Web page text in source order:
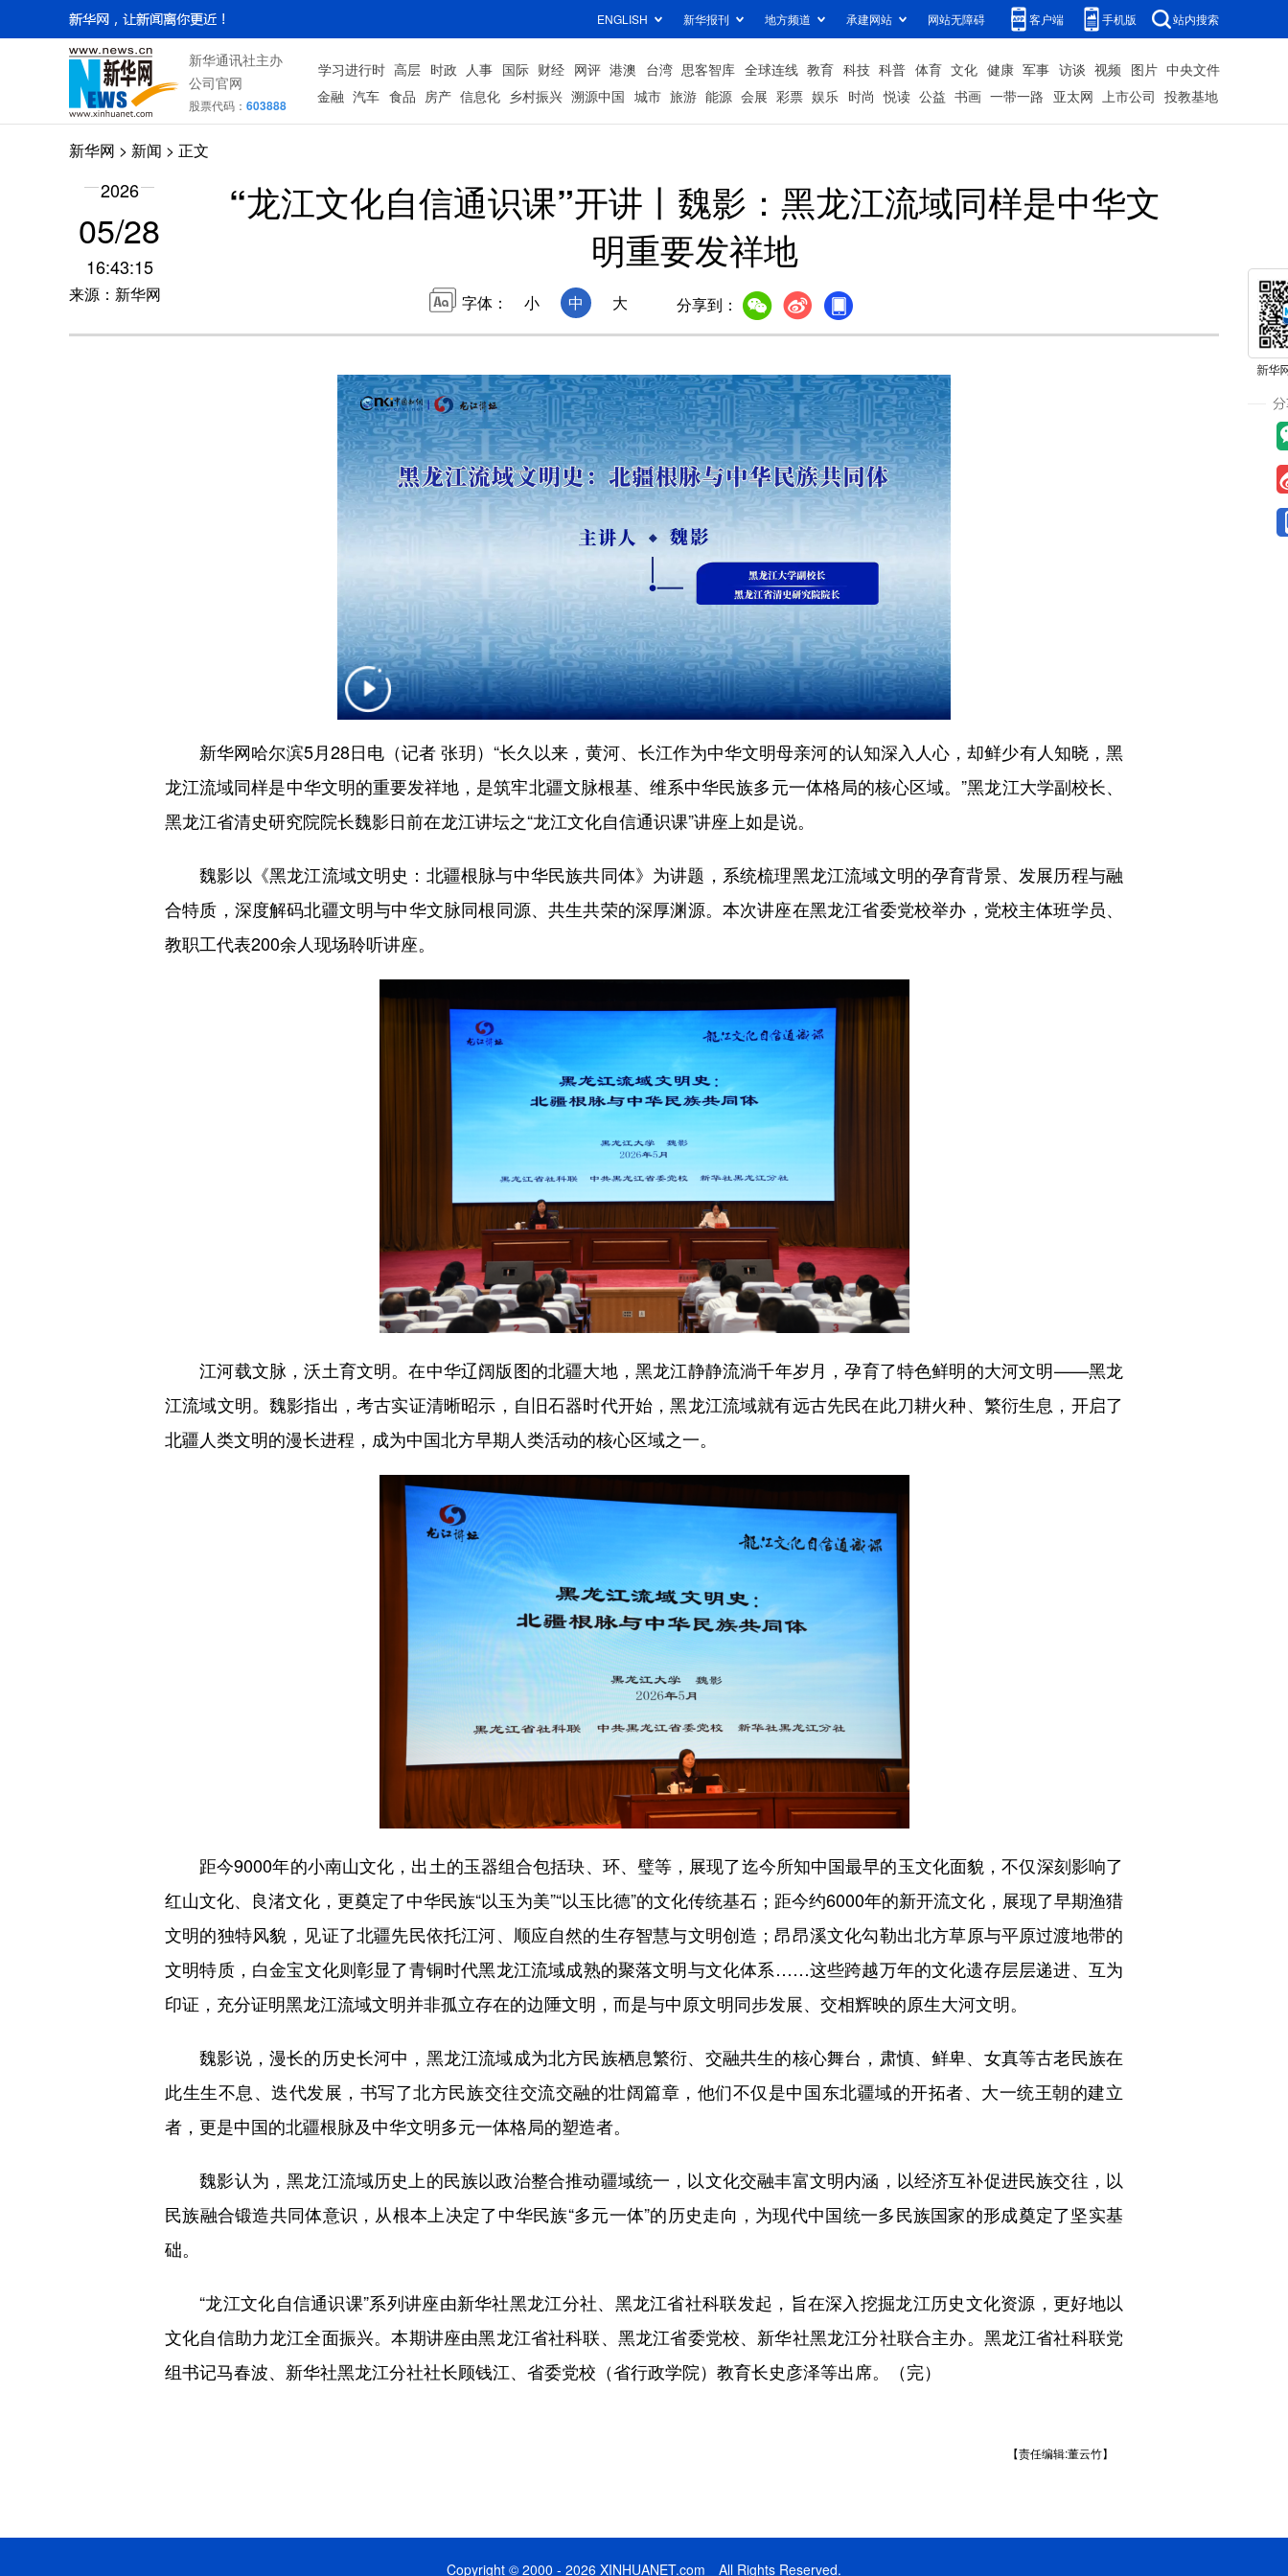
ENGLISH 新华报刊 地方频道 承建网站 网站无障碍 客户端 手机版 站内搜索
新华通讯社主办
公司官网
股票代码： 603888
学习进行时 高层 时政 人事 国际 财经 网评 港澳 台湾 思客智库 全球连线 教育 科技 科普 体育 文化 健康 军事 访谈 视频 图片 中央文件
金融 汽车 食品 房产 信息化 乡村振兴 溯源中国 城市 旅游 能源 会展 彩票 娱乐 时尚 悦读 公益 书画 一带一路 亚太网 上市公司 投教基地
新华网 > 新闻 > 正文
2026
05/28
16:43:15
来源：新华网
“龙江文化自信通识课”开讲丨魏影：黑龙江流域同样是中华文
明重要发祥地
字体： 小 中 大 分享到：
新华网哈尔滨5月28日电（记者 张玥）“长久以来，黄河、长江作为中华文明母亲河的认知深入人心，却鲜少有人知晓，黑
龙江流域同样是中华文明的重要发祥地，是筑牢北疆文脉根基、维系中华民族多元一体格局的核心区域。”黑龙江大学副校长、
黑龙江省清史研究院院长魏影日前在龙江讲坛之“龙江文化自信通识课”讲座上如是说。
魏影以《黑龙江流域文明史：北疆根脉与中华民族共同体》为讲题，系统梳理黑龙江流域文明的孕育背景、发展历程与融
合特质，深度解码北疆文明与中华文脉同根同源、共生共荣的深厚渊源。本次讲座在黑龙江省委党校举办，党校主体班学员、
教职工代表200余人现场聆听讲座。
江河载文脉，沃土育文明。在中华辽阔版图的北疆大地，黑龙江静静流淌千年岁月，孕育了特色鲜明的大河文明——黑龙
江流域文明。魏影指出，考古实证清晰昭示，自旧石器时代开始，黑龙江流域就有远古先民在此刀耕火种、繁衍生息，开启了
北疆人类文明的漫长进程，成为中国北方早期人类活动的核心区域之一。
距今9000年的小南山文化，出土的玉器组合包括玦、环、璧等，展现了迄今所知中国最早的玉文化面貌，不仅深刻影响了
红山文化、良渚文化，更奠定了中华民族“以玉为美”“以玉比德”的文化传统基石；距今约6000年的新开流文化，展现了早期渔猎
文明的独特风貌，见证了北疆先民依托江河、顺应自然的生存智慧与文明创造；昂昂溪文化勾勒出北方草原与平原过渡地带的
文明特质，白金宝文化则彰显了青铜时代黑龙江流域成熟的聚落文明与文化体系……这些跨越万年的文化遗存层层递进、互为
印证，充分证明黑龙江流域文明并非孤立存在的边陲文明，而是与中原文明同步发展、交相辉映的原生大河文明。
魏影说，漫长的历史长河中，黑龙江流域成为北方民族栖息繁衍、交融共生的核心舞台，肃慎、鲜卑、女真等古老民族在
此生生不息、迭代发展，书写了北方民族交往交流交融的壮阔篇章，他们不仅是中国东北疆域的开拓者、大一统王朝的建立
者，更是中国的北疆根脉及中华文明多元一体格局的塑造者。
魏影认为，黑龙江流域历史上的民族以政治整合推动疆域统一，以文化交融丰富文明内涵，以经济互补促进民族交往，以
民族融合锻造共同体意识，从根本上决定了中华民族“多元一体”的历史走向，为现代中国统一多民族国家的形成奠定了坚实基
础。
“龙江文化自信通识课”系列讲座由新华社黑龙江分社、黑龙江省社科联发起，旨在深入挖掘龙江历史文化资源，更好地以
文化自信助力龙江全面振兴。本期讲座由黑龙江省社科联、黑龙江省委党校、新华社黑龙江分社联合主办。黑龙江省社科联党
组书记马春波、新华社黑龙江分社社长顾钱江、省委党校（省行政学院）教育长史彦泽等出席。（完）
【责任编辑:董云竹】
Copyright © 2000 - 2026 XINHUANET.com All Rights Reserved.